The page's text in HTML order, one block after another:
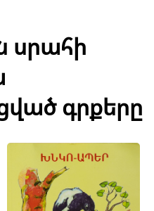
սրահի
գրքերը